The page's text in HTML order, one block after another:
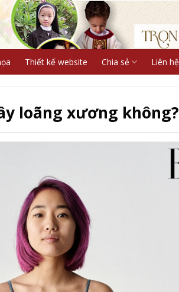
Thiết kế website Chia sẻ Liên hệ
loãng xương không?